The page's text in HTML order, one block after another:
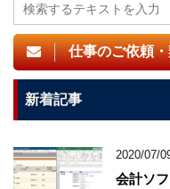
仕事のご依頼
新着記事
2020/07/
会計ソ